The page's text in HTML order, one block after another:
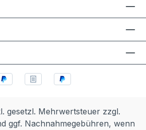
gesetzl. Mehrwertsteuer zzgl.
ggf. Nachnahmegebühren, wenn